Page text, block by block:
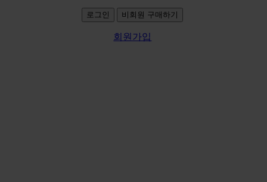
로그인 비회원 구매하기
회원가입